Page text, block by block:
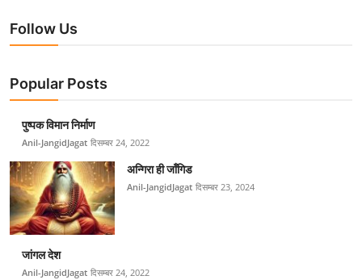
Follow Us
Popular Posts
पुष्पक विमान निर्माण
Anil-JangidJagat दिसम्बर 24, 2022
अन्गिरा ही जाँगिड
Anil-JangidJagat दिसम्बर 23, 2024
जांगल देश
Anil-JangidJagat दिसम्बर 24, 2022